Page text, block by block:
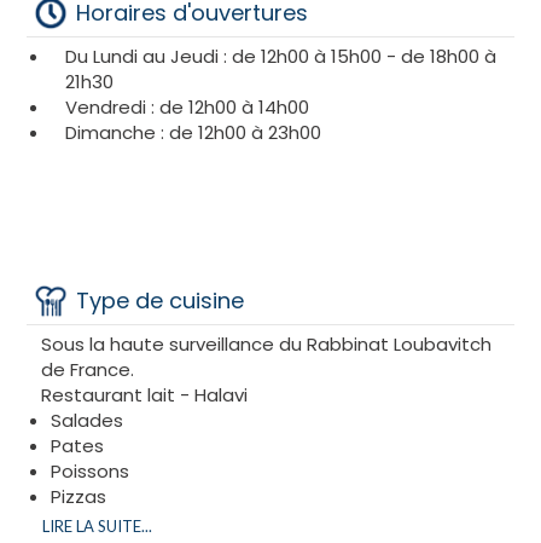
d'une option casher de qualité.
L'ambiance y est généralement décontractée et
familiale, reflétant l'esprit convivial des pizzerias
italiennes.
Rigattoni
Horaires d'ouvertures
Du Lundi au Jeudi : de 12h00 à 15h00 - de 18h00 à
21h30
Vendredi : de 12h00 à 14h00
Dimanche : de 12h00 à 23h00
Type de cuisine
Sous la haute surveillance du Rabbinat Loubavitch
de France.
Restaurant lait - Halavi
Salades
Pates
Poissons
Pizzas
Raviolis
LIRE LA SUITE...